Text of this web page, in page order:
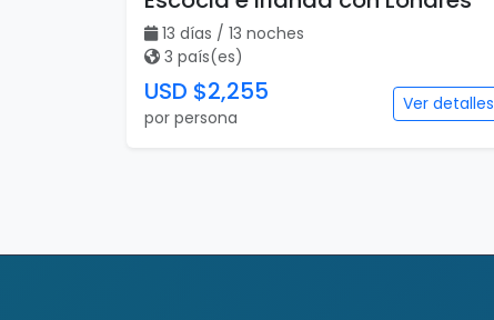
13 días / 13 noches
3 país(es)
USD $2,255
por persona
Ver detalles